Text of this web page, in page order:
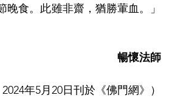
食。此雖非齋，猶勝葷血。」
暢懷法師
2024年5月20日刊於《佛門網》 ）